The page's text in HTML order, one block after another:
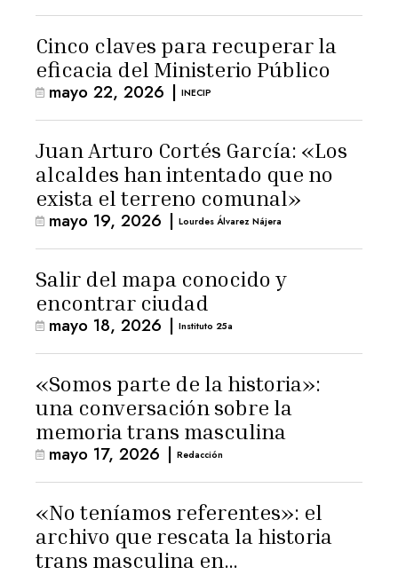
Cinco claves para recuperar la
eficacia del Ministerio Público
mayo 22, 2026 | INECIP
Juan Arturo Cortés García: «Los
alcaldes han intentado que no
exista el terreno comunal»
mayo 19, 2026 | Lourdes Álvarez Nájera
Salir del mapa conocido y
encontrar ciudad
mayo 18, 2026 | Instituto 25a
«Somos parte de la historia»:
una conversación sobre la
memoria trans masculina
mayo 17, 2026 | Redacción
«No teníamos referentes»: el
archivo que rescata la historia
trans masculina en